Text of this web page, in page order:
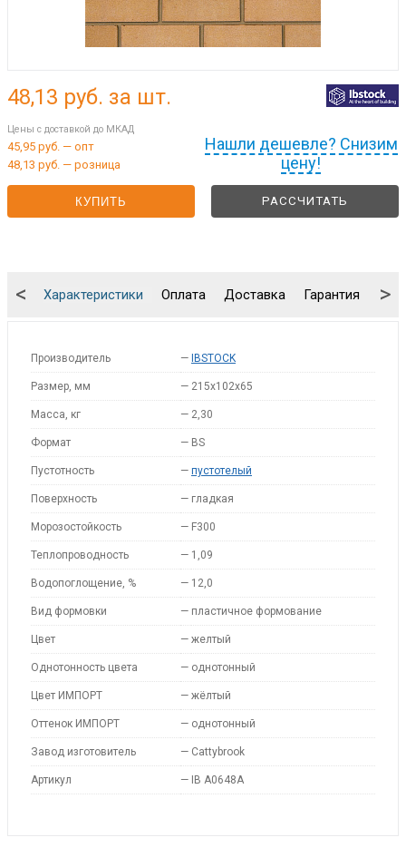
Нашли дешевле? Снизим
цену!
48,13 руб. за шт.
Цены с доставкой до МКАД
45,95 руб. — опт
48,13 руб. — розница
КУПИТЬ РАССЧИТАТЬ
Характеристики Оплата Доставка Гарантия
< >
Производитель — IBSTOCK
Размер, мм — 215x102x65
Масса, кг — 2,30
Формат — BS
Пустотность — пустотелый
Поверхность — гладкая
Морозостойкость — F300
Теплопроводность — 1,09
Водопоглощение, % — 12,0
Вид формовки — пластичное формование
Цвет — желтый
Однотонность цвета — однотонный
Цвет ИМПОРТ — жёлтый
Оттенок ИМПОРТ — однотонный
Завод изготовитель — Cattybrook
Артикул — IB A0648A